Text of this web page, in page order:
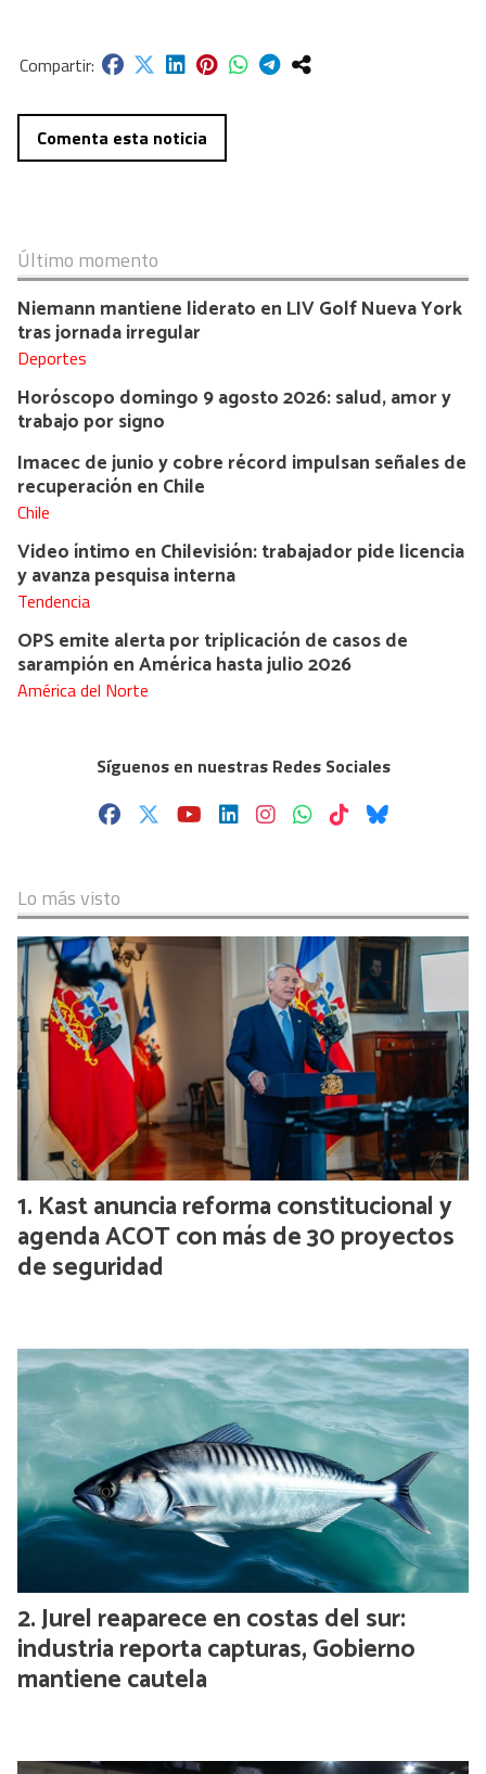
Comenta esta noticia
Último momento
Niemann mantiene liderato en LIV Golf Nueva York
tras jornada irregular
Deportes
Horóscopo domingo 9 agosto 2026: salud, amor y
trabajo por signo
Imacec de junio y cobre récord impulsan señales de
recuperación en Chile
Chile
Video íntimo en Chilevisión: trabajador pide licencia
y avanza pesquisa interna
Tendencia
OPS emite alerta por triplicación de casos de
sarampión en América hasta julio 2026
América del Norte
Síguenos en nuestras Redes Sociales
Lo más visto
Kast anuncia reforma constitucional y
agenda ACOT con más de 30 proyectos
de seguridad
Jurel reaparece en costas del sur:
industria reporta capturas, Gobierno
mantiene cautela